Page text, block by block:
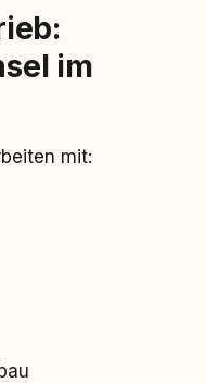
im
mit: